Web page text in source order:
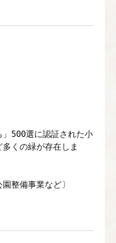
500選に認証された小
くの緑が存在しま
整備事業など〕